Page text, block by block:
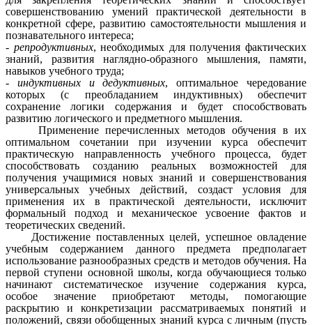
совершенствованию умений практической деятельности в
конкретной сфере, развитию самостоятельности мышления и
познавательного интереса;
- репродуктивных, необходимых для получения фактических
знаний, развития наглядно-образного мышления, памяти,
навыков учебного труда;
- индуктивных и дедуктивных, оптимальное чередование
которых (с преобладанием индуктивных) обеспечит
сохранение логики содержания и будет способствовать
развитию логического и предметного мышления.
Применение перечисленных методов обучения в их
оптимальном сочетании при изучении курса обеспечит
практическую направленность учебного процесса, будет
способствовать созданию реальных возможностей для
получения учащимися новых знаний и совершенствования
универсальных учебных действий, создаст условия для
применения их в практической деятельности, исключит
формальный подход и механическое усвоение фактов и
теоретических сведений.
Достижение поставленных целей, успешное овладение
учебным содержанием данного предмета предполагает
использование разнообразных средств и методов обучения. На
первой ступени основной школы, когда обучающиеся только
начинают систематическое изучение содержания курса,
особое значение приобретают методы, помогающие
раскрытию и конкретизации рассматриваемых понятий и
положений, связи обобщенных знаний курса с личным (пусть